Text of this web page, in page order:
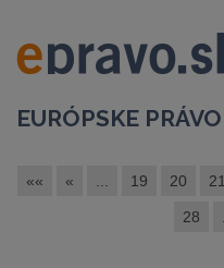
EURÓPSKE PRÁVO
«« « 19 20 21
28